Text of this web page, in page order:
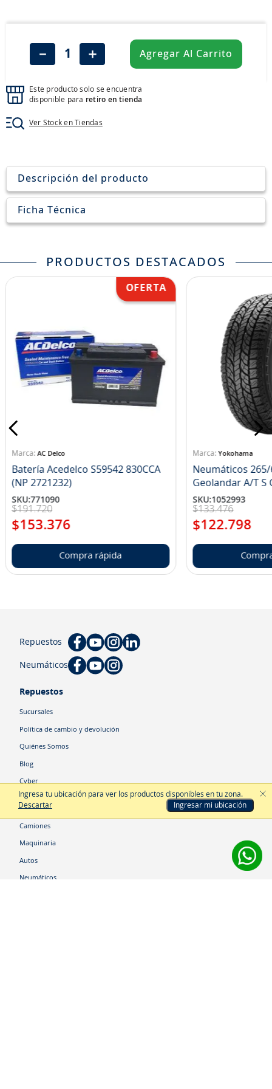
＋
－ Agregar Al Carrito
Este producto solo se encuentra
disponible para retiro en tienda
Ver Stock en Tiendas
Ingresa tu ubicación para ver los productos disponibles en tu zona.
Descartar
Ingresar mi ubicación
Descripción del producto
Ficha Técnica
PRODUCTOS DESTACADOS
AC Delco
Batería Acedelco S59542 830CCA
(NP 2721232)
SKU:771090
$191.720
$153.376
Compra rápida
Yokohama
Neumáticos 265/
SKU:1052993
$133.476
$122.798
Repuestos
Neumáticos
Repuestos
Sucursales
Política de cambio y devolución
Quiénes Somos
Blog
Cyber
Categorías
Camiones
Maquinaria
Autos
Neumáticos
john deere